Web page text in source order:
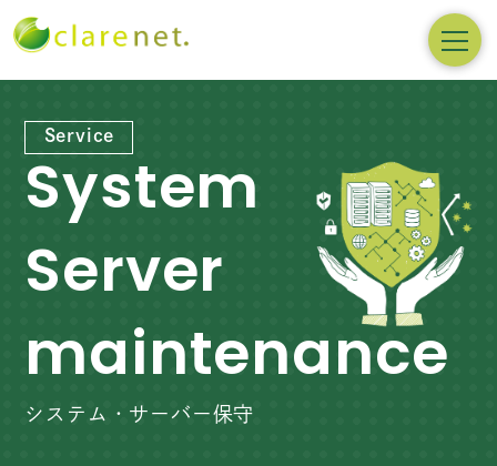
Service
System
Server
maintenance
システム・サーバー保守